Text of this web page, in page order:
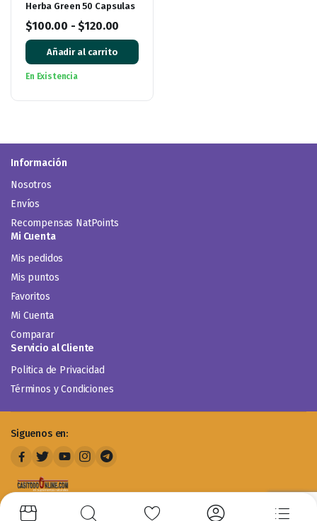
Herba Green 50 Capsulas
$100.00 -$120.00
Añadir al carrito
En Existencia
Información
Nosotros
Envíos
Recompensas NatPoints
Mi Cuenta
Mis pedidos
Mis puntos
Favoritos
Mi Cuenta
Comparar
Servicio al Cliente
Politica de Privacidad
Términos y Condiciones
Siguenos en: